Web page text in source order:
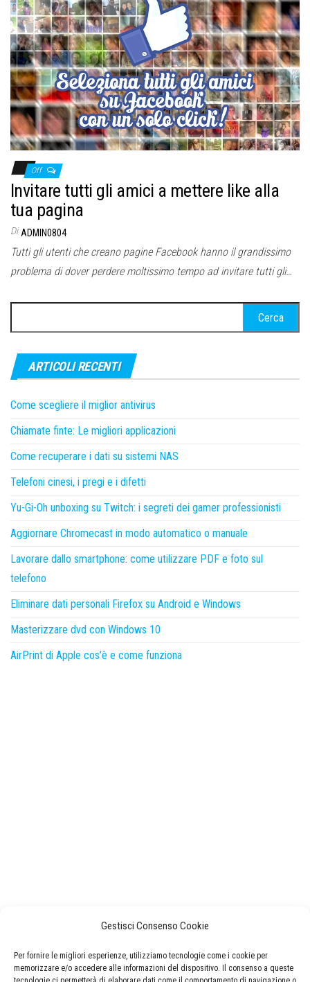
Gestisci Consenso Cookie
Per fornire le migliori esperienze, utilizziamo tecnologie come i cookie per
memorizzare e/o accedere alle informazioni del dispositivo. Il consenso a queste
Off
Invitare tutti gli amici a mettere like alla
tua pagina
Di ADMIN0804
Tutti gli utenti che creano pagine Facebook hanno il grandissimo
problema di dover perdere moltissimo tempo ad invitare tutti gli…
per:
ARTICOLI RECENTI
Come scegliere il miglior antivirus
Chiamate finte: Le migliori applicazioni
Come recuperare i dati su sistemi NAS
Telefoni cinesi, i pregi e i difetti
Yu-Gi-Oh unboxing su Twitch: i segreti dei gamer professionisti
Aggiornare Chromecast in modo automatico o manuale
Lavorare dallo smartphone: come utilizzare PDF e foto sul
telefono
Eliminare dati personali Firefox su Android e Windows
Masterizzare dvd con Windows 10
AirPrint di Apple cos’è e come funziona